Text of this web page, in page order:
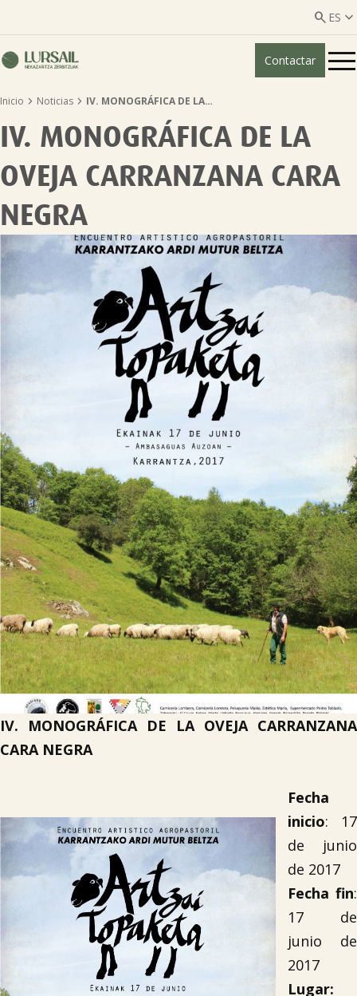
 ES 
ES
Quiénes somos
Servicios ganadería
Servicios agricultura
Entidades asociadas
Tablón de anuncios
Lursail Market
Contactar
Inicio  Noticias  IV. MONOGRÁFICA DE LA…
IV. MONOGRÁFICA DE LA
OVEJA CARRANZANA CARA
NEGRA
IV. MONOGRÁFICA DE LA OVEJA CARRANZANA
CARA NEGRA
Fecha
inicio: 17
de junio
de 2017
Fecha fin:
17 de
junio de
2017
Lugar: